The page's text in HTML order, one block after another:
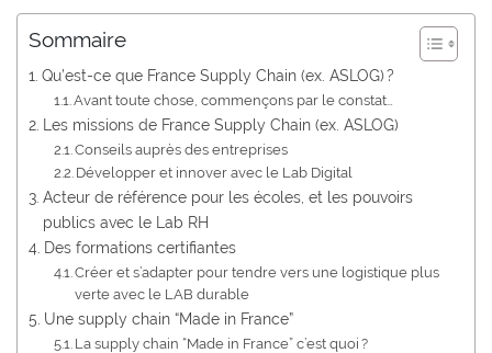
Sommaire
Qu’est-ce que France Supply Chain (ex. ASLOG) ?
Avant toute chose, commençons par le constat…
Les missions de France Supply Chain (ex. ASLOG)
Conseils auprès des entreprises
Développer et innover avec le Lab Digital
Acteur de référence pour les écoles, et les pouvoirs
publics avec le Lab RH
Des formations certifiantes
Créer et s’adapter pour tendre vers une logistique plus
verte avec le LAB durable
Une supply chain “Made in France”
La supply chain “Made in France” c’est quoi ?